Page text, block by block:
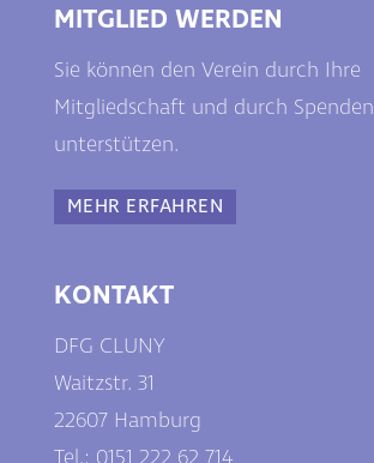
MITGLIED WERDEN
Sie können den Verein durch Ihre
Mitgliedschaft und durch Spenden
unterstützen.
MEHR ERFAHREN
KONTAKT
DFG CLUNY
Waitzstr. 31
22607 Hamburg